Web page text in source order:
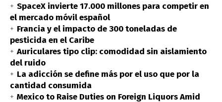
SpaceX invierte 17.000 millones para competir en
el mercado móvil español
Francia y el impacto de 300 toneladas de
pesticida en el Caribe
Auriculares tipo clip: comodidad sin aislamiento
del ruido
La adicción se define más por el uso que por la
cantidad consumida
Mexico to Raise Duties on Foreign Liquors Amid